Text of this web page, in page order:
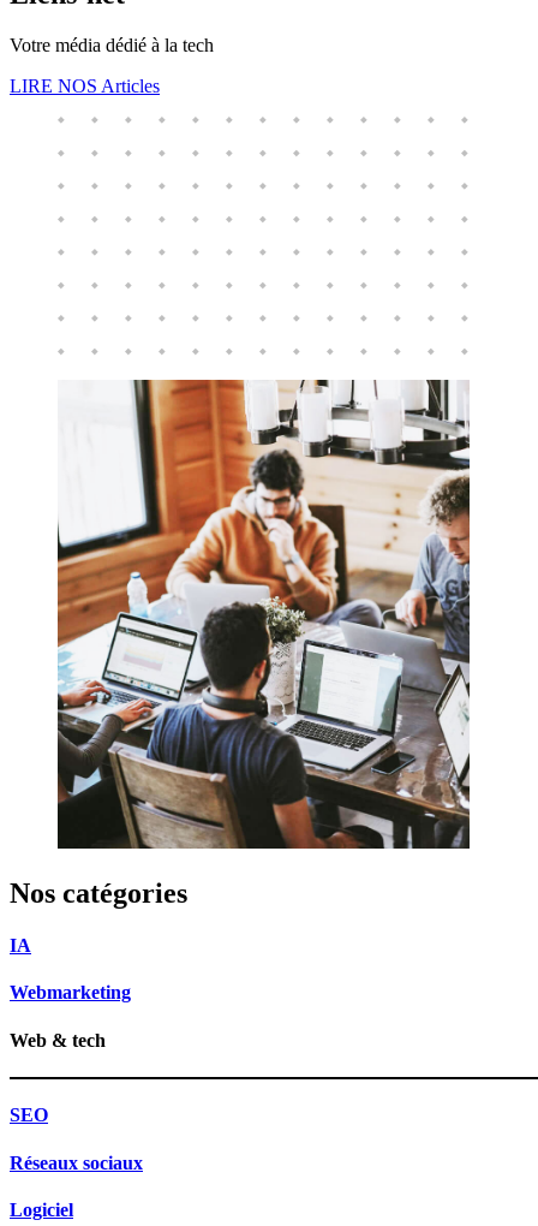
Votre média dédié à la tech
LIRE NOS Articles
Nos catégories
IA
Webmarketing
Web & tech
SEO
Réseaux sociaux
Logiciel